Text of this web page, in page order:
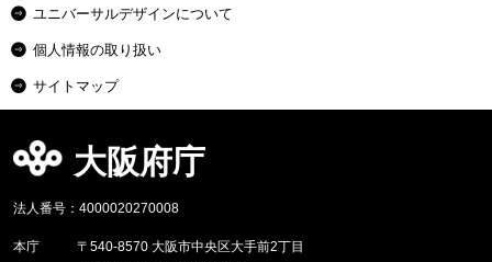
ユニバーサルデザインについて
個人情報の取り扱い
サイトマップ
大阪府庁
法人番号：4000020270008
本庁
〒540-8570 大阪市中央区大手前2丁目